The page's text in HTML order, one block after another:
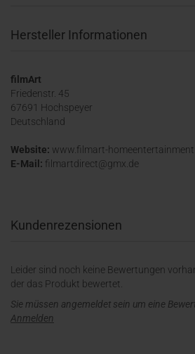
Hersteller Informationen
filmArt
Friedenstr. 45
67691 Hochspeyer
Deutschland
Website: www.filmart-
E-Mail: filmartdirect@gmx.de
Kundenrezensionen
Leider sind noch keine Bewertungen
der das Produkt bewertet.
Sie müssen angemeldet sein um eine
Anmelden